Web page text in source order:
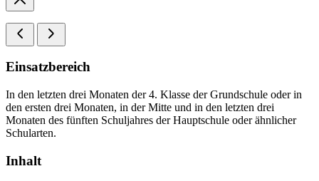
Einsatzbereich
In den letzten drei Monaten der 4. Klasse der Grundschule oder in
den ersten drei Monaten, in der Mitte und in den letzten drei
Monaten des fünften Schuljahres der Hauptschule oder ähnlicher
Schularten.
Inhalt